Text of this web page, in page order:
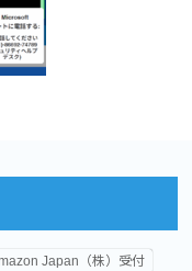
Japan（株）受付